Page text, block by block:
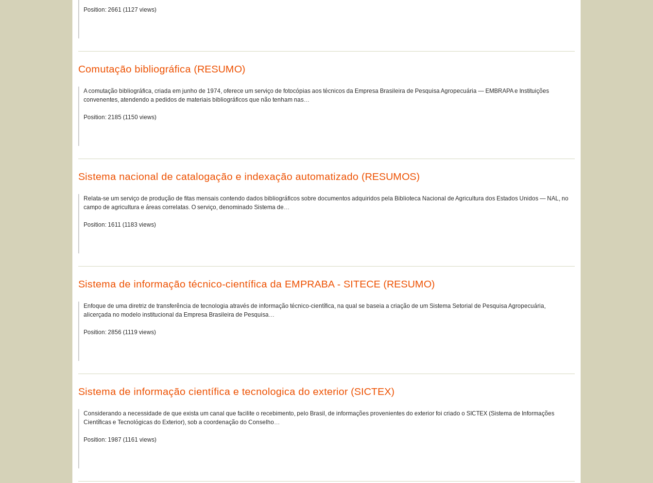
Position:2661 (1127 views)
Comutação bibliográfica (RESUMO)
A comutação bibliográfica, criada em junho de 1974, oferece um serviço de fotocópias aos técnicos da Empresa Brasileira de Pesquisa Agropecuária — EMBRAPA e Instituições
convenentes, atendendo a pedidos de materiais bibliográficos que não tenham nas…
Position:2185 (1150 views)
Sistema nacional de catalogação e indexação automatizado (RESUMOS)
Relata-se um serviço de produção de fitas mensais contendo dados bibliográficos sobre documentos adquiridos pela Biblioteca Nacional de Agricultura dos Estados Unidos — NAL, no
campo de agricultura e áreas correlatas. O serviço, denominado Sistema de…
Position: 1611 (1183 views)
Sistema de informação técnico-científica da EMPRABA - SITECE (RESUMO)
Enfoque de uma diretriz de transferência de tecnologia através de informação técnico-científica, na qual se baseia a criação de um Sistema Setorial de Pesquisa Agropecuária,
alicerçada no modelo institucional da Empresa Brasileira de Pesquisa…
Position:2856 (1119 views)
Sistema de informação científica e tecnologica do exterior (SICTEX)
Considerando a necessidade de que exista um canal que facilite o recebimento, pelo Brasil, de informações provenientes do exterior foi criado o SICTEX (Sistema de Informações
Científicas e Tecnológicas do Exterior), sob a coordenação do Conselho…
Position: 1987 (1161 views)